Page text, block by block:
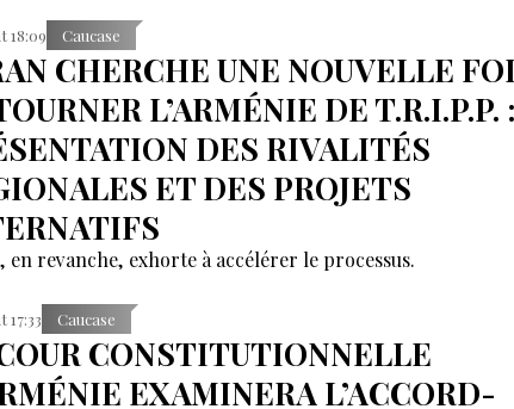
18:09 Caucase
CHERCHE UNE NOUVELLE
L’ARMÉNIE DE T.R.I.P.P. :
DES RIVALITÉS
ET DES PROJETS
en revanche, exhorte à accélérer le processus.
17:33 Caucase
CONSTITUTIONNELLE
EXAMINERA L’ACCORD-